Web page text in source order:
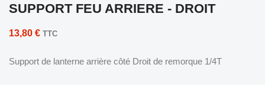
SUPPORT FEU ARRIERE - DROIT
13,80 € TTC
Support de lanterne arrière côté Droit de remorque 1/4T